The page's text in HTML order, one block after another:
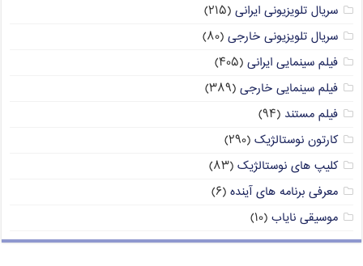
سریال تلویزیونی ایرانی (۲۱۵)
سریال تلویزیونی خارجی (۸۰)
فیلم سینمایی ایرانی (۴۰۵)
فیلم سینمایی خارجی (۳۸۹)
فیلم مستند (۹۴)
کارتون نوستالژیک (۲۹۰)
کلیپ های نوستالژیک (۸۳)
معرفی برنامه های آینده (۶)
موسیقی نایاب (۱۰)